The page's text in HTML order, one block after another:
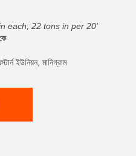
each, 22 tons in per 20'
ইউনিয়ন, মানিগ্রাম